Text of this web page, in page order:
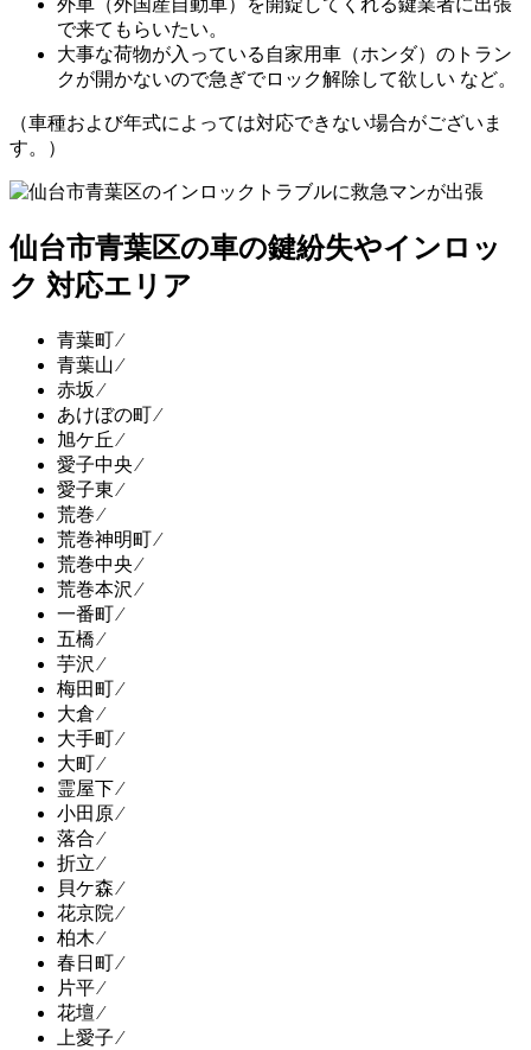
外車（外国産自動車）を開錠してくれる鍵業者に出張
で来てもらいたい。
大事な荷物が入っている自家用車（ホンダ）のトラン
クが開かないので急ぎでロック解除して欲しい など。
（車種および年式によっては対応できない場合がございま
す。）
仙台市青葉区の車の鍵紛失やインロッ
ク 対応エリア
青葉町 ⁄
青葉山 ⁄
赤坂 ⁄
あけぼの町 ⁄
旭ケ丘 ⁄
愛子中央 ⁄
愛子東 ⁄
荒巻 ⁄
荒巻神明町 ⁄
荒巻中央 ⁄
荒巻本沢 ⁄
一番町 ⁄
五橋 ⁄
芋沢 ⁄
梅田町 ⁄
大倉 ⁄
大手町 ⁄
大町 ⁄
霊屋下 ⁄
小田原 ⁄
落合 ⁄
折立 ⁄
貝ケ森 ⁄
花京院 ⁄
柏木 ⁄
春日町 ⁄
片平 ⁄
花壇 ⁄
上愛子 ⁄